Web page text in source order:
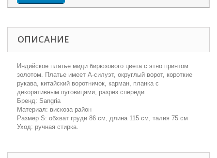
ОПИСАНИЕ
Индийское платье миди бирюзового цвета с этно принтом
золотом. Платье имеет А-силуэт, округлый ворот, короткие
рукава, китайский воротничок, карман, планка с
декоративным пуговицами, разрез спереди.
Бренд: Sangria
Материал: вискоза район
Размер S: обхват груди 86 см, длина 115 см, талия 75 см
Уход: ручная стирка.